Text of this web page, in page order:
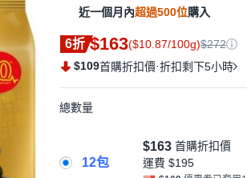
近一個月內超過500位購入
6折 $163($10.87/100g)$272
$109首購折扣價·折扣剩下5小時
總數量
12包
$163 首購折扣價
運費 $195